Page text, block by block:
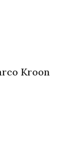
Kroon